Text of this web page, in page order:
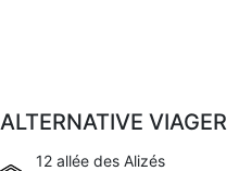
ALTERNATIVE VIAGER
12 allée des Alizés